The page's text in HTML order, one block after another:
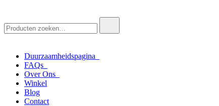
naar:
Duurzaamheidspagina
FAQs
Over Ons
Winkel
Blog
Contact